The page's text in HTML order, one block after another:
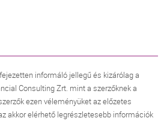
informáló jellegű és kizárólag a
Consulting Zrt. mint a szerzőknek a
ezen véleményüket az előzetes
akkor elérhető legrészletesebb információk